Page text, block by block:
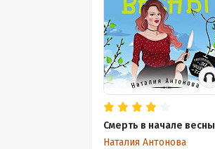
Смерть в начале весны
Наталия Антонова